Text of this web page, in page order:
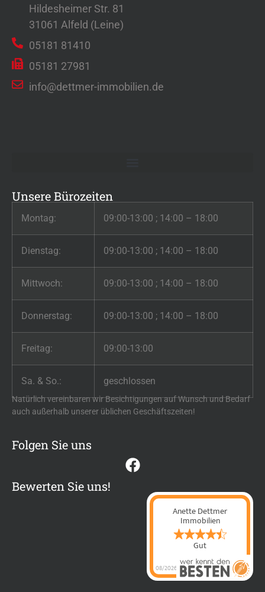
Hildesheimer Str. 81
31061 Alfeld (Leine)
05181 81410
05181 27981
info@dettmer-immobilien.de
Unsere Bürozeiten
Montag: 09:00-13:00 ; 14:00 – 18:00
Dienstag: 09:00-13:00 ; 14:00 – 18:00
Mittwoch: 09:00-13:00 ; 14:00 – 18:00
Donnerstag: 09:00-13:00 ; 14:00 – 18:00
Freitag: 09:00-13:00
Sa. & So.: geschlossen
Natürlich vereinbaren wir Besichtigungen auf Wunsch und Bedarf
auch außerhalb unserer üblichen Geschäftszeiten!
Folgen Sie uns
Bewerten Sie uns!
Anette Dettmer
Immobilien
Gut
08/2026 Anette Dettmer
Immobilienhat4.4